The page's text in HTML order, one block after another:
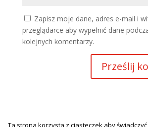
Zapisz moje dane, adres e-mail i
przeglądarce aby wypełnić dane
kolejnych komentarzy.
Ta strona korzysta z ciasteczek aby